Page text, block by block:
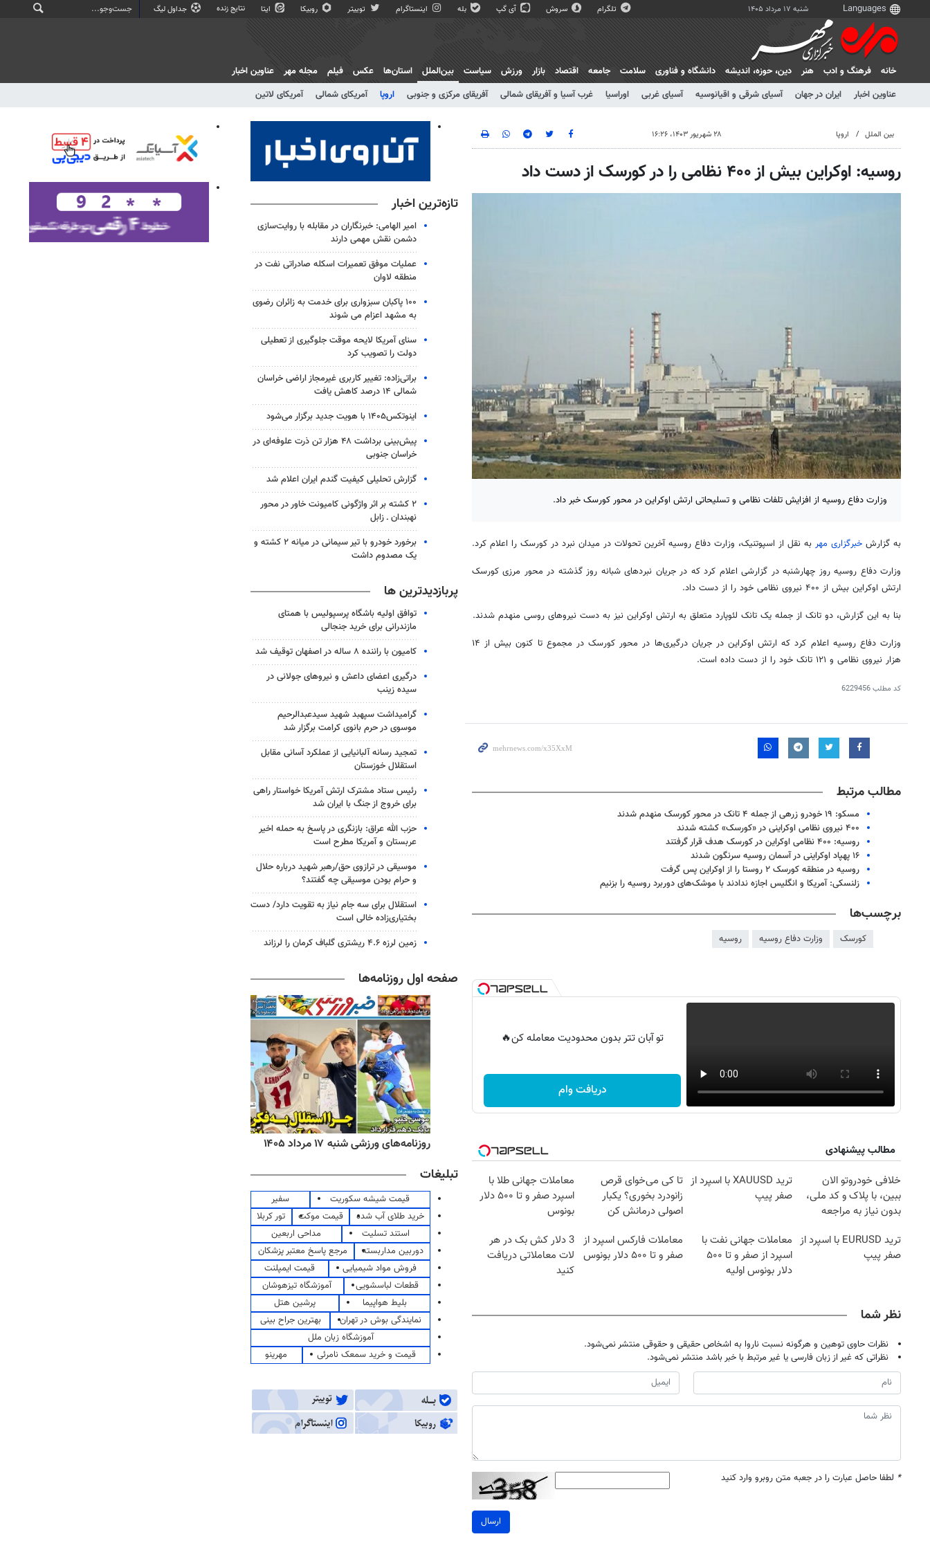
شنبه ۱۷ مرداد ۱۴۰۵ تلگرام سروش آی گپ بله اینستاگرام توییتر روبیکا ایتا نتایج زنده جداول لیگ
خانه فرهنگ و ادب هنر دين، حوزه، انديشه دانشگاه و فناوری سلامت جامعه اقتصاد بازار ورزش سیاست
بین‌الملل
عناوین اخبار
ایران در جهان آسیای شرقی و اقیانوسیه آسیای غربی اوراسیا غرب آسیا و آفریقای شمالی آفریقای مرکزی و جنوبی اروپا آمریکای شمالی آمریکای لاتین
استان‌ها عکس فیلم مجله مهر عناوین اخبار
بین الملل اروپا ۲۸ شهریور ۱۴۰۳، ۱۶:۲۶
روسیه: اوکراین بیش از ۴۰۰ نظامی را در کورسک از دست داد
وزارت دفاع روسیه از افزایش تلفات نظامی و تسلیحاتی ارتش اوکراین در محور کورسک خبر داد.
به گزارش خبرگزاری مهر به نقل از اسپوتنیک، وزارت دفاع روسیه آخرین تحولات در میدان نبرد در کورسک را اعلام کرد.
وزارت دفاع روسیه روز چهارشنبه در گزارشی اعلام کرد که در جریان نبردهای شبانه روز گذشته در محور مرزی کورسک
ارتش اوکراین بیش از ۴۰۰ نیروی نظامی خود را از دست داد.
بنا به این گزارش، دو تانک از جمله یک تانک لئوپارد متعلق به ارتش اوکراین نیز به دست نیروهای روسی منهدم شدند.
وزارت دفاع روسیه اعلام کرد که ارتش اوکراین در جریان درگیری‌ها در محور کورسک در مجموع تا کنون بیش از ۱۴
هزار نیروی نظامی و ۱۲۱ تانک خود را از دست داده است.
کد مطلب6229456
مطالب مرتبط
مسکو: ۱۹ خودرو زرهی از جمله ۴ تانک در محور کورسک منهدم شدند
۴۰۰ نیروی نظامی اوکراینی در «کورسک» کشته شدند
روسیه: ۴۰۰ نظامی اوکراین در کورسک هدف قرار گرفتند
۱۶ پهپاد اوکراینی در آسمان روسیه سرنگون شدند
روسیه در منطقه کورسک ۲ روستا را از اوکراین پس گرفت
زلنسکی: آمریکا و انگلیس اجازه ندادند با موشک‌های دوربرد روسیه را بزنیم
برچسب‌ها
کورسک وزارت دفاع روسیه روسیه
تو آبان تتر بدون محدودیت معامله کن🔥
دریافت وام
مطالب پیشنهادی
خلافی خودروتو الان
ببین، با پلاک و کد ملی،
بدون نیاز به مراجعه
ترید XAUUSD با اسپرد از
صفر پیپ
تا کی می‌خوای قرص
زانودرد بخوری؟ یکبار
اصولی درمانش کن
معاملات جهانی طلا با
اسپرد صفر و تا ۵۰۰ دلار
بونوس
ترید EURUSD با اسپرد از
صفر پیپ
معاملات جهانی نفت با
اسپرد از صفر و تا ۵۰۰
دلار بونوس اولیه
معاملات فارکس اسپرد از
صفر و تا ۵۰۰ دلار بونوس
3 دلار کش بک در هر
لات معاملاتی دریافت
کنید
نظر شما
نظرات حاوی توهین و هرگونه نسبت ناروا به اشخاص حقیقی و حقوقی منتشر نمی‌شود.
نظراتی که غیر از زبان فارسی یا غیر مرتبط با خبر باشد منتشر نمی‌شود.
* لطفا حاصل عبارت را در جعبه متن روبرو وارد کنید
ارسال
تازه‌ترین اخبار
امیر الهامی: خبرنگاران در مقابله با روایت‌سازی
دشمن نقش مهمی دارند
عملیات موفق تعمیرات اسکله صادراتی نفت در
منطقه لاوان
۱۰۰ پاکبان سبزواری برای خدمت به زائران رضوی
به مشهد اعزام می شوند
سنای آمریکا لایحه موقت جلوگیری از تعطیلی
دولت را تصویب کرد
براتی‌زاده: تغییر کاربری غیرمجاز اراضی خراسان
شمالی ۱۴ درصد کاهش یافت
اینوتکس۱۴۰۵ با هویت جدید برگزار می‌شود
پیش‌بینی برداشت ۴۸ هزار تن ذرت علوفه‌ای در
خراسان جنوبی
گزارش تحلیلی کیفیت گندم ایران اعلام شد
۲ کشته بر اثر واژگونی کامیونت خاور در محور
نهبندان ـ زابل
برخورد خودرو با تیر سیمانی در میانه ۲ کشته و
یک مصدوم داشت
پربازدیدترین ها
توافق اولیه باشگاه پرسپولیس با همتای
مازندرانی برای خرید جنجالی
کامیون با راننده ۸ ساله در اصفهان توقیف شد
درگیری اعضای داعش و نیروهای جولانی در
سیده زینب
گرامیداشت سپهبد شهید سیدعبدالرحیم
موسوی در حرم بانوی کرامت برگزار شد
تمجید رسانه آلبانیایی از عملکرد آسانی مقابل
استقلال خوزستان
رئیس ستاد مشترک ارتش آمریکا خواستار راهی
برای خروج از جنگ با ایران شد
حزب الله عراق: بازنگری در پاسخ به حمله اخیر
عربستان و آمریکا مطرح است
موسیقی در ترازوی حق/رهبر شهید درباره حلال
و حرام بودن موسیقی چه گفتند؟
استقلال برای سه جام نیاز به تقویت دارد/ دست
بختیاری‌زاده خالی است
زمین لرزه ۴.۶ ریشتری گلباف کرمان را لرزاند
صفحه اول روزنامه‌ها
روزنامه‌های صبح شنبه ۱۷ مرداد ۱۴۰۵ روزنامه‌های اقتصادی شنبه ۱۷ مرداد ۱۴۰۵ روزنامه‌های ورزشی شنبه ۱۷ مرداد ۱۴۰۵
تبلیغات
قیمت شیشه سکوریت
سفیر
خرید طلای آب شده
قیمت موکت
تور کربلا
استند تسلیت
مداحی اربعین
دوربین مداربسته
مرجع پاسخ معتبر پزشکان
فروش مواد شیمیایی
قیمت ایمپلنت
قطعات لباسشویی
آموزشگاه تیزهوشان
بلیط هواپیما
پرشین هتل
نمایندگی بوش در تهران
بهترین جراح بینی
آموزشگاه زبان ملل
قیمت و خرید سمعک نامرئی
مهرینو